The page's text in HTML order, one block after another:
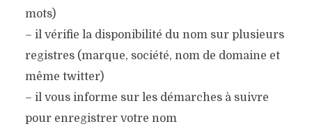
mots)
– il vérifie la disponibilité du nom sur plusieurs
registres (marque, société, nom de domaine et
même twitter)
– il vous informe sur les démarches à suivre
pour enregistrer votre nom